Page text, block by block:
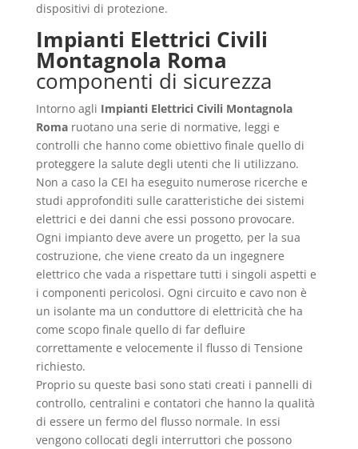
dispositivi di protezione.
Impianti Elettrici Civili
Montagnola Roma
componenti di sicurezza
Intorno agli Impianti Elettrici Civili Montagnola
Romaruotano una serie di normative, leggi e
controlli che hanno come obiettivo finale quello di
proteggere la salute degli utenti che li utilizzano.
Non a caso la CEI ha eseguito numerose ricerche e
studi approfonditi sulle caratteristiche dei sistemi
elettrici e dei danni che essi possono provocare.
Ogni impianto deve avere un progetto, per la sua
costruzione, che viene creato da un ingegnere
elettrico che vada a rispettare tutti i singoli aspetti e
i componenti pericolosi. Ogni circuito e cavo non è
un isolante ma un conduttore di elettricità che ha
come scopo finale quello di far defluire
correttamente e velocemente il flusso di Tensione
richiesto.
Proprio su queste basi sono stati creati i pannelli di
controllo, centralini e contatori che hanno la qualità
di essere un fermo del flusso normale. In essi
vengono collocati degli interruttori che possono